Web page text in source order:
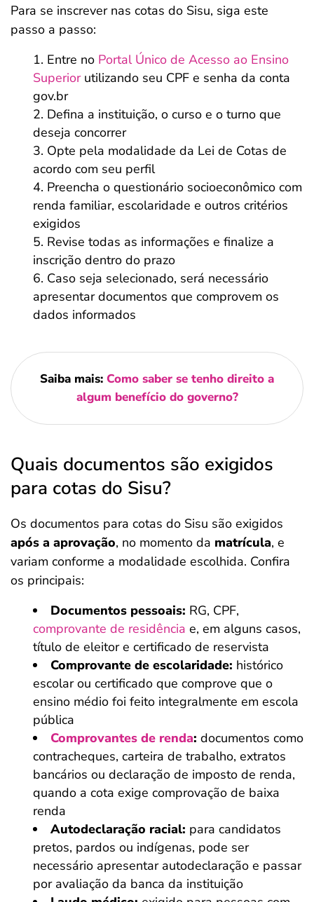
Para se inscrever nas cotas do Sisu, siga este
passo a passo:
Entre no Portal Único de Acesso ao Ensino
Superiorutilizando seu CPF e senha da conta
gov.br
Defina a instituição, o curso e o turno que
deseja concorrer
Opte pela modalidade da Lei de Cotas de
acordo com seu perfil
Preencha o questionário socioeconômico com
renda familiar, escolaridade e outros critérios
exigidos
Revise todas as informações e finalize a
inscrição dentro do prazo
Caso seja selecionado, será necessário
apresentar documentos que comprovem os
dados informados
Saiba mais: Como saber se tenho direito a
algum benefício do governo?
Quais documentos são exigidos
para cotas do Sisu?
Os documentos para cotas do Sisu são exigidos
após a aprovação, no momento da matrícula, e
variam conforme a modalidade escolhida. Confira
os principais:
Documentos pessoais: RG, CPF,
comprovante de residência e, em alguns casos,
título de eleitor e certificado de reservista
Comprovante de escolaridade: histórico
escolar ou certificado que comprove que o
ensino médio foi feito integralmente em escola
pública
Comprovantes de renda: documentos como
contracheques, carteira de trabalho, extratos
bancários ou declaração de imposto de renda,
quando a cota exige comprovação de baixa
renda
Autodeclaração racial: para candidatos
pretos, pardos ou indígenas, pode ser
necessário apresentar autodeclaração e passar
por avaliação da banca da instituição